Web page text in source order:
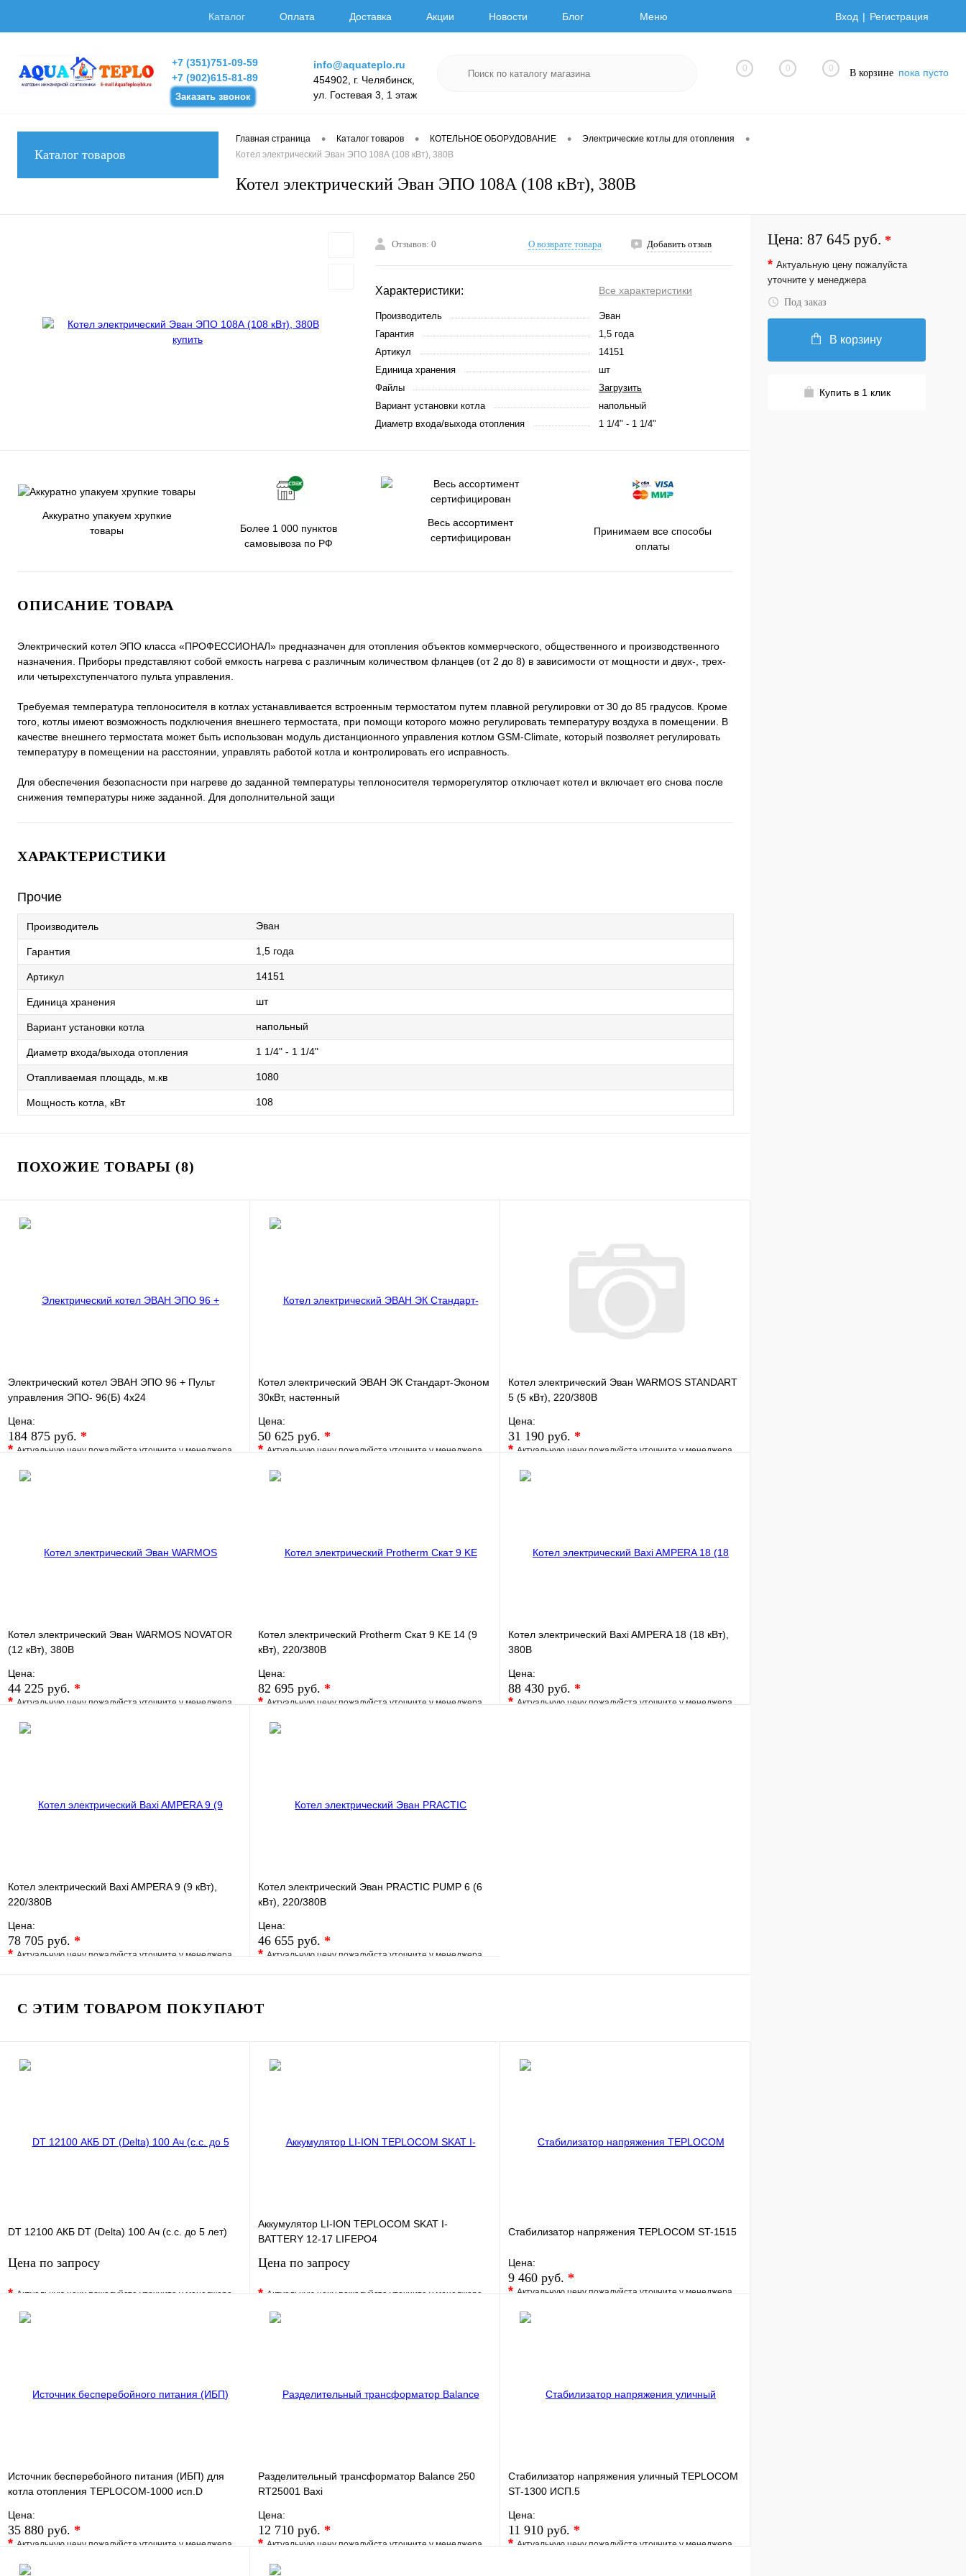
Каталог Оплата Доставка Акции Новости Блог Меню Вход Регистрация
+7 (351)751-09-59
+7 (902)615-81-89
Заказать звонок
info@aquateplo.ru
454902, г. Челябинск,
ул. Гостевая 3, 1 этаж
0 0 0 В корзине пока пусто
Каталог товаров
Главная страница • Каталог товаров • КОТЕЛЬНОЕ ОБОРУДОВАНИЕ • Электрические котлы для отопления •
Котел электрический Эван ЭПО 108А (108 кВт), 380В
Котел электрический Эван ЭПО 108А (108 кВт), 380В
Отзывов: 0 О возврате товара Добавить отзыв
Характеристики: Все характеристики
Производитель
Эван
Гарантия
1,5 года
Артикул
14151
Единица хранения
шт
Файлы
Загрузить
Вариант установки котла
напольный
Диаметр входа/выхода отопления
1 1/4" - 1 1/4"
Аккуратно упакуем хрупкие
товары
Более 1 000 пунктов
самовывоза по РФ
Весь ассортимент
сертифицирован
Принимаем все способы
оплаты
ОПИСАНИЕ ТОВАРА
Электрический котел ЭПО класса «ПРОФЕССИОНАЛ» предназначен для отопления объектов коммерческого, общественного и производственного
назначения. Приборы представляют собой емкость нагрева с различным количеством фланцев (от 2 до 8) в зависимости от мощности и двух-, трех-
или четырехступенчатого пульта управления.
Требуемая температура теплоносителя в котлах устанавливается встроенным термостатом путем плавной регулировки от 30 до 85 градусов. Кроме
того, котлы имеют возможность подключения внешнего термостата, при помощи которого можно регулировать температуру воздуха в помещении. В
качестве внешнего термостата может быть использован модуль дистанционного управления котлом GSM-Climate, который позволяет регулировать
температуру в помещении на расстоянии, управлять работой котла и контролировать его исправность.
Для обеспечения безопасности при нагреве до заданной температуры теплоносителя терморегулятор отключает котел и включает его снова после
снижения температуры ниже заданной. Для дополнительной защи
ХАРАКТЕРИСТИКИ
Прочие
Производитель Эван
Гарантия 1,5 года
Артикул 14151
Единица хранения шт
Вариант установки котла напольный
Диаметр входа/выхода отопления 1 1/4" - 1 1/4"
Отапливаемая площадь, м.кв 1080
Мощность котла, кВт 108
ПОХОЖИЕ ТОВАРЫ (8)
Электрический котел ЭВАН ЭПО 96 + Пульт
управления ЭПО- 96(Б) 4х24
Цена:
184 875 руб. *
*Актуальную цену пожалуйста уточните у менеджера
В избранное
Котел электрический ЭВАН ЭК Стандарт-Эконом
30кВт, настенный
Цена:
50 625 руб. *
*Актуальную цену пожалуйста уточните у менеджера
В избранное
Котел электрический Эван WARMOS STANDART
5 (5 кВт), 220/380В
Цена:
31 190 руб. *
*Актуальную цену пожалуйста уточните у менеджера
В избранное
Котел электрический Эван WARMOS NOVATOR
(12 кВт), 380В
Цена:
44 225 руб. *
*Актуальную цену пожалуйста уточните у менеджера
В избранное
Котел электрический Protherm Скат 9 KE 14 (9
кВт), 220/380В
Цена:
82 695 руб. *
*Актуальную цену пожалуйста уточните у менеджера
В избранное
Котел электрический Baxi AMPERA 18 (18 кВт),
380В
Цена:
88 430 руб. *
*Актуальную цену пожалуйста уточните у менеджера
Котел электрический Baxi AMPERA 9 (9 кВт),
220/380В
Цена:
78 705 руб. *
*Актуальную цену пожалуйста уточните у менеджера
В избранное Сравнение
В корзину
Котел электрический Эван PRACTIC PUMP 6 (6
кВт), 220/380В
Цена:
46 655 руб. *
*Актуальную цену пожалуйста уточните у менеджера
В избранное Сравнение
В корзину
С ЭТИМ ТОВАРОМ ПОКУПАЮТ
DT 12100 АКБ DT (Delta) 100 Ач (с.с. до 5 лет)
Цена по запросу
*Актуальную цену пожалуйста уточните у менеджера
В избранное
Аккумулятор LI-ION TEPLOCOM SKAT I-
BATTERY 12-17 LIFEPO4
Цена по запросу
*Актуальную цену пожалуйста уточните у менеджера
В избранное
Стабилизатор напряжения TEPLOCOM ST-1515
Цена:
9 460 руб. *
*Актуальную цену пожалуйста уточните у менеджера
В избранное
Источник бесперебойного питания (ИБП) для
котла отопления TEPLOCOM-1000 исп.D
Цена:
35 880 руб. *
*Актуальную цену пожалуйста уточните у менеджера
В избранное
Разделительный трансформатор Balance 250
RT25001 Baxi
Цена:
12 710 руб. *
*Актуальную цену пожалуйста уточните у менеджера
В избранное
Стабилизатор напряжения уличный TEPLOCOM
ST-1300 ИСП.5
Цена:
11 910 руб. *
*Актуальную цену пожалуйста уточните у менеджера
Цена: 87 645 руб. *
* Актуальную цену пожалуйста
уточните у менеджера
Под заказ
В корзину
Купить в 1 клик